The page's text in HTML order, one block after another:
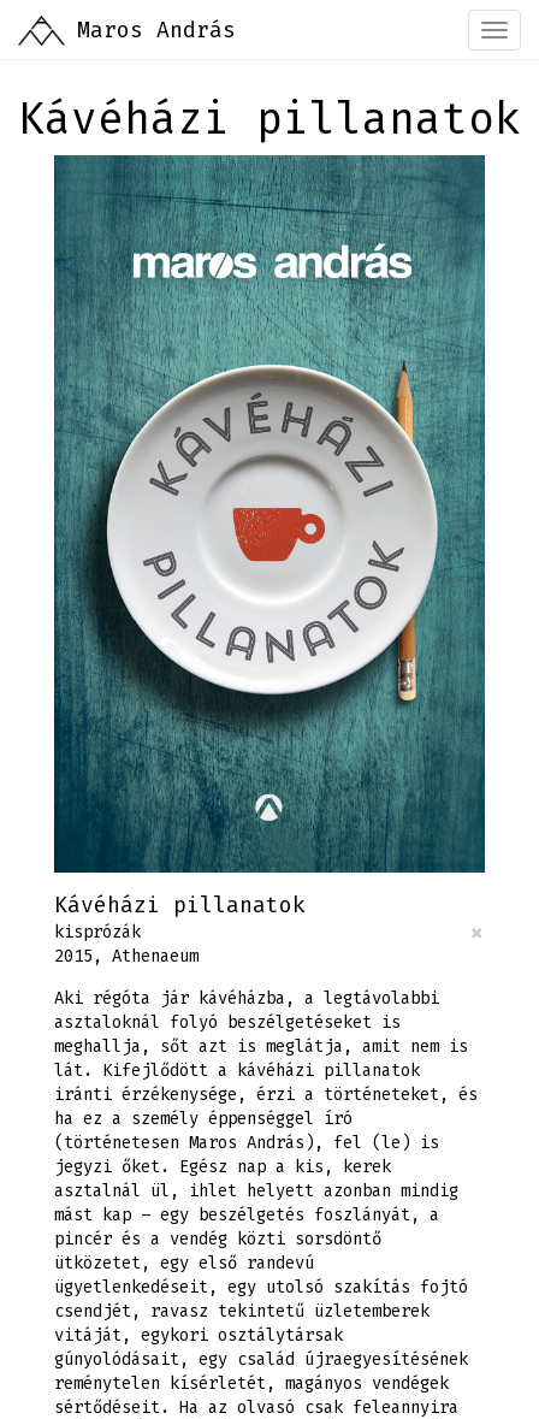
Ugrás
Maros András
Kávéházi pillanatok
Kávéházi pillanatok
×
kisprózák
2015, Athenaeum
Aki régóta jár kávéházba, a legtávolabbi
asztaloknál folyó beszélgetéseket is
meghallja, sőt azt is meglátja, amit nem is
lát. Kifejlődött a kávéházi pillanatok
iránti érzékenysége, érzi a történeteket, és
ha ez a személy éppenséggel író
(történetesen Maros András), fel (le) is
jegyzi őket. Egész nap a kis, kerek
asztalnál ül, ihlet helyett azonban mindig
mást kap – egy beszélgetés foszlányát, a
pincér és a vendég közti sorsdöntő
ütközetet, egy első randevú
ügyetlenkedéseit, egy utolsó szakítás fojtó
csendjét, ravasz tekintetű üzletemberek
vitáját, egykori osztálytársak
gúnyolódásait, egy család újraegyesítésének
reménytelen kísérletét, magányos vendégek
sértődéseit. Ha az olvasó csak feleannyira